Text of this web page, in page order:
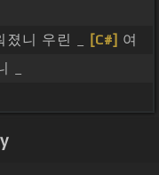
졌니 우린 _ [C#] 여
_